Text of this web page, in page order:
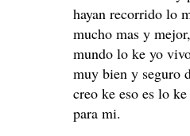
hayan recorrido lo
mucho mas y
mundo lo ke yo
muy bien y seguro
creo ke eso es lo
para mi.